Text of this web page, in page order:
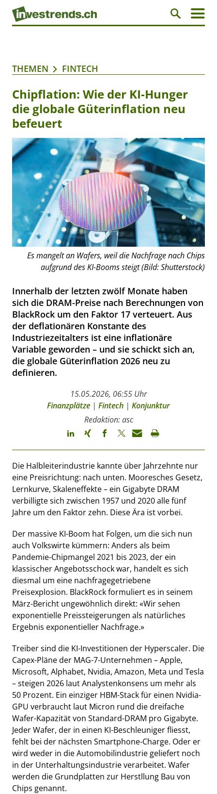
THEMEN FINTECH
Chipflation: Wie der KI-Hunger
die globale Güterinflation neu
befeuert
Es mangelt an Wafers, weil die Nachfrage nach Chips
aufgrund des KI-Booms steigt (Bild: Shutterstock)
Innerhalb der letzten zwölf Monate haben
sich die DRAM-Preise nach Berechnungen von
BlackRock um den Faktor 17 verteuert. Aus
der deflationären Konstante des
Industriezeitalters ist eine inflationäre
Variable geworden – und sie schickt sich an,
die globale Güterinflation 2026 neu zu
definieren.
15.05.2026, 06:55 Uhr
Finanzplätze | Fintech | Konjunktur
Redaktion: asc
Die Halbleiterindustrie kannte über Jahrzehnte nur
eine Preisrichtung: nach unten. Mooresches Gesetz,
Lernkurve, Skaleneffekte – ein Gigabyte DRAM
verbilligte sich zwischen 1957 und 2020 alle fünf
Jahre um den Faktor zehn. Diese Ära ist vorbei.
Der massive KI-Boom hat Folgen, um die sich nun
auch Volkswirte kümmern: Anders als beim
Pandemie-Chipmangel 2021 bis 2023, der ein
klassischer Angebotsschock war, handelt es sich
diesmal um eine nachfragegetriebene
Preisexplosion. BlackRock formuliert es in seinem
März-Bericht ungewöhnlich direkt: «Wir sehen
exponentielle Preissteigerungen als natürliches
Ergebnis exponentieller Nachfrage.»
Treiber sind die KI-Investitionen der Hyperscaler. Die
Capex-Pläne der MAG-7-Unternehmen – Apple,
Microsoft, Alphabet, Nvidia, Amazon, Meta und Tesla
– steigen 2026 laut Analystenkonsens um mehr als
50 Prozent. Ein einziger HBM-Stack für einen Nvidia-
GPU verbraucht laut Micron rund die dreifache
Wafer-Kapazität von Standard-DRAM pro Gigabyte.
Jeder Wafer, der in einen KI-Beschleuniger fliesst,
fehlt bei der nächsten Smartphone-Charge. Oder er
wird weder in die Automobilindustrie geliefert noch
in der Unterhaltungsindustrie verarbeitet. Wafer
werden die Grundplatten zur Herstllung Bau von
Chips genannt.